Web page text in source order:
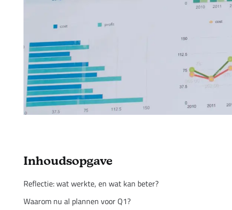
Inhoudsopgave
Reflectie: wat werkte, en wat kan beter?
Waarom nu al plannen voor Q1?